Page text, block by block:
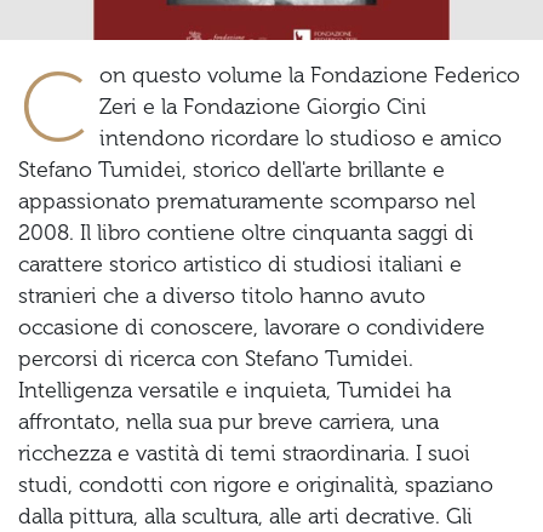
C on questo volume la Fondazione Federico
Zeri e la Fondazione Giorgio Cini
intendono ricordare lo studioso e amico
Stefano Tumidei, storico dell'arte brillante e
appassionato prematuramente scomparso nel
2008. Il libro contiene oltre cinquanta saggi di
carattere storico artistico di studiosi italiani e
stranieri che a diverso titolo hanno avuto
occasione di conoscere, lavorare o condividere
percorsi di ricerca con Stefano Tumidei.
Intelligenza versatile e inquieta, Tumidei ha
affrontato, nella sua pur breve carriera, una
ricchezza e vastità di temi straordinaria. I suoi
studi, condotti con rigore e originalità, spaziano
dalla pittura, alla scultura, alle arti decrative. Gli